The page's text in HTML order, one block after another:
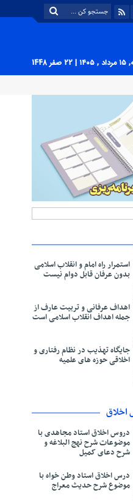
| 22 صفر 1448
استمرار راه امام و انقلاب اسلامی
بدون عرفان قابل دوام نیست
اهداف عرفانی و تربیت عارف از
جمله اهداف انقلاب اسلامی است
جایگاه تهذیب در نظام رفتاری و
اخلاقی حوزه‌ های علمیه
اخلاق
دروس اخلاق استاد مجاهدی با
موضوعات شرح نهج البلاغه و
شرح دعای کمیل
درس اخلاق استاد وطن خواه با
موضوع شرح حدیث معراج